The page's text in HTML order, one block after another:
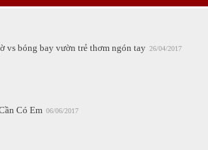
vs bóng bay vườn trẻ thơm ngón tay 26/04/2017
Có Em 06/06/2017